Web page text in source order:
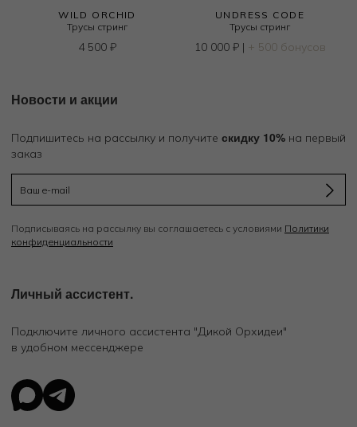
WILD ORCHID
Трусы стринг
4 500 ₽
UNDRESS CODE
Трусы стринг
10 000 ₽| + 500 бонусов
Новости и акции
Подпишитесь на рассылку и получите скидку 10% на первый
заказ
Подписываясь на рассылку вы соглашаетесь с условиями Политики
конфиденциальности
Личный ассистент.
Подключите личного ассистента "Дикой Орхидеи"
в удобном мессенджере